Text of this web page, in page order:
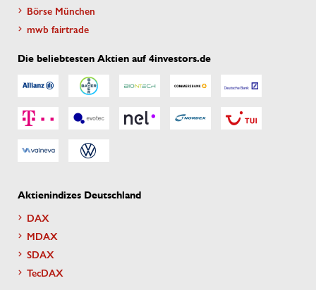
Börse München
mwb fairtrade
Die beliebtesten Aktien auf 4investors.de
Aktienindizes Deutschland
DAX
MDAX
SDAX
TecDAX